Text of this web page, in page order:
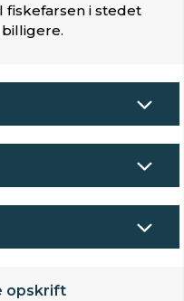
fiskefarsen i stedet
opskrift